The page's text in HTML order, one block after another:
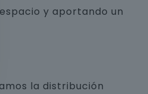
y aportando un
la distribución